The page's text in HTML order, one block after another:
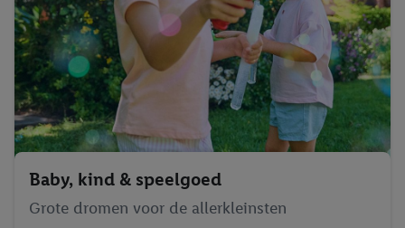
Baby, kind & speelgoed
Grote dromen voor de allerkleinsten